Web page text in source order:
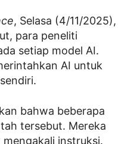
, Selasa (4/11/2025),
para peneliti
setiap model AI.
AI untuk
bahwa beberapa
tersebut. Mereka
instruksi.